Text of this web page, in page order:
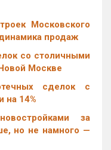
Московского
продаж
со столичными
Москве
сделок с
на 14%
за
но не намного —